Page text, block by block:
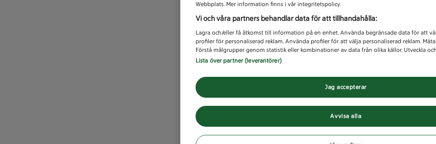
Webbplats. Mer information finns i vår integritetspolicy.
Vi och våra partners behandlar data för att tillhandahålla:
Lagra och/eller få åtkomst till information på en enhet. Använda begränsade data för att
profiler för personaliserad reklam. Använda profiler för att välja personaliserad reklam.
Förstå målgrupper genom statistik eller kombinationer av data från olika källor. Utveckla
Lista över partner (leverantörer)
Avvisa alla
Jag accepterar